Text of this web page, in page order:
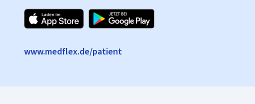
www.medflex.de/patient